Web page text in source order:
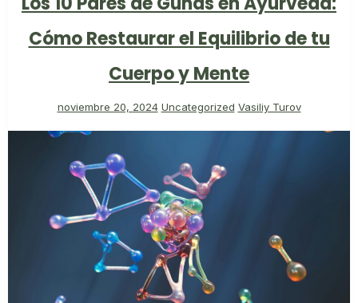
Cómo Restaurar el Equilibrio de tu
Cuerpo y Mente
noviembre 20, 2024 Uncategorized Vasiliy Turov